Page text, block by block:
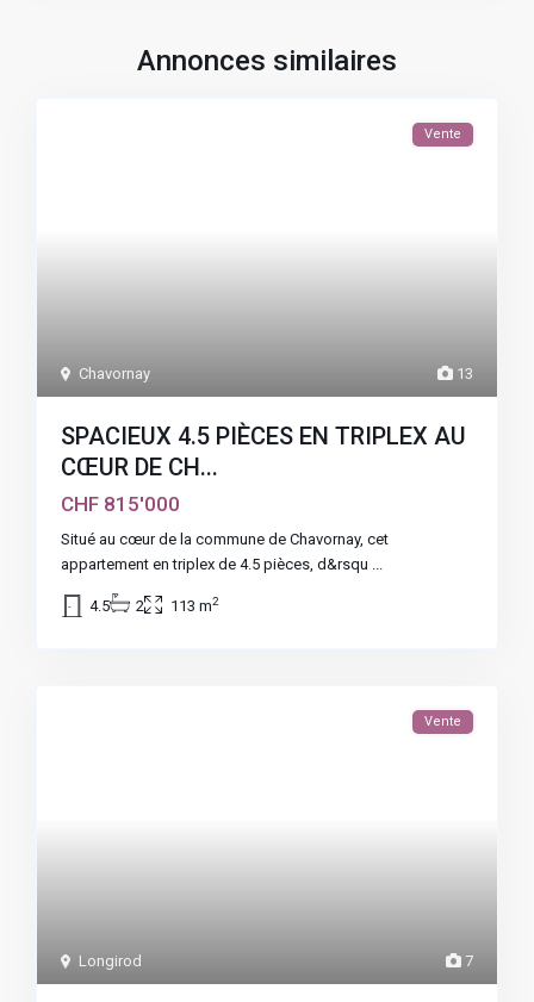
Annonces similaires
13
Chavornay
Vente
SPACIEUX 4.5 PIÈCES EN TRIPLEX AU
CŒUR DE CH...
CHF 815'000
Situé au cœur de la commune de Chavornay, cet
appartement en triplex de 4.5 pièces, d&rsqu ...
4.5 2 113 m2
7
Longirod
Vente